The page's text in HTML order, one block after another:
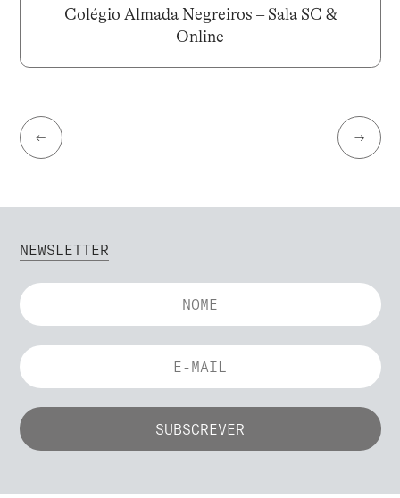
Colégio Almada Negreiros – Sala SC &
Online
← →
NEWSLETTER